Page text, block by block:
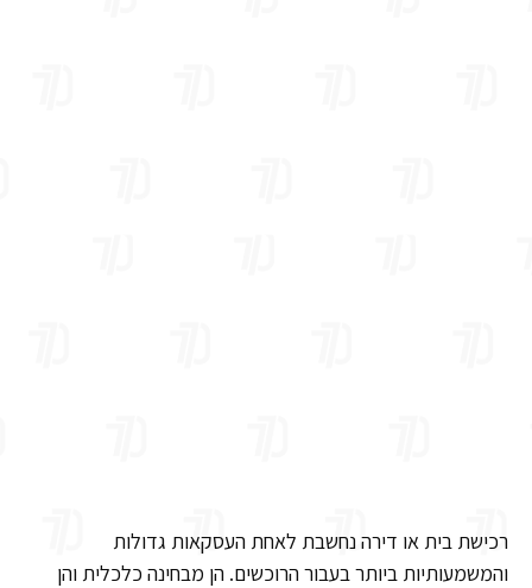
רכישת בית או דירה נחשבת לאחת העסקאות גדולות
והמשמעותיות ביותר בעבור הרוכשים. הן מבחינה כלכלית והן